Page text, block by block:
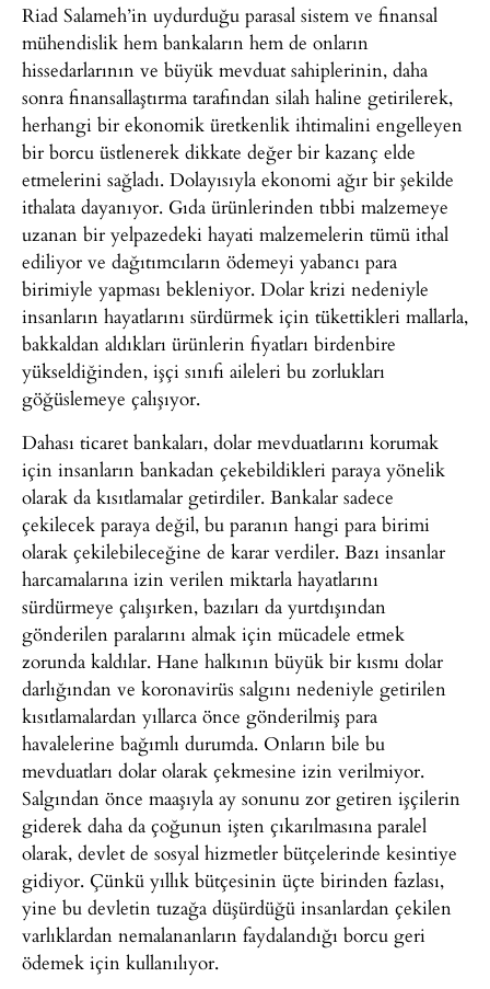
Riad Salameh’in uydurduğu parasal sistem ve finansal
mühendislik hem bankaların hem de onların
hissedarlarının ve büyük mevduat sahiplerinin, daha
sonra finansallaştırma tarafından silah haline getirilerek,
herhangi bir ekonomik üretkenlik ihtimalini engelleyen
bir borcu üstlenerek dikkate değer bir kazanç elde
etmelerini sağladı. Dolayısıyla ekonomi ağır bir şekilde
ithalata dayanıyor. Gıda ürünlerinden tıbbi malzemeye
uzanan bir yelpazedeki hayati malzemelerin tümü ithal
ediliyor ve dağıtımcıların ödemeyi yabancı para
birimiyle yapması bekleniyor. Dolar krizi nedeniyle
insanların hayatlarını sürdürmek için tükettikleri mallarla,
bakkaldan aldıkları ürünlerin fiyatları birdenbire
yükseldiğinden, işçi sınıfı aileleri bu zorlukları
göğüslemeye çalışıyor.
Dahası ticaret bankaları, dolar mevduatlarını korumak
için insanların bankadan çekebildikleri paraya yönelik
olarak da kısıtlamalar getirdiler. Bankalar sadece
çekilecek paraya değil, bu paranın hangi para birimi
olarak çekilebileceğine de karar verdiler. Bazı insanlar
harcamalarına izin verilen miktarla hayatlarını
sürdürmeye çalışırken, bazıları da yurtdışından
gönderilen paralarını almak için mücadele etmek
zorunda kaldılar. Hane halkının büyük bir kısmı dolar
darlığından ve koronavirüs salgını nedeniyle getirilen
kısıtlamalardan yıllarca önce gönderilmiş para
havalelerine bağımlı durumda. Onların bile bu
mevduatları dolar olarak çekmesine izin verilmiyor.
Salgından önce maaşıyla ay sonunu zor getiren işçilerin
giderek daha da çoğunun işten çıkarılmasına paralel
olarak, devlet de sosyal hizmetler bütçelerinde kesintiye
gidiyor. Çünkü yıllık bütçesinin üçte birinden fazlası,
yine bu devletin tuzağa düşürdüğü insanlardan çekilen
varlıklardan nemalananların faydalandığı borcu geri
ödemek için kullanılıyor.